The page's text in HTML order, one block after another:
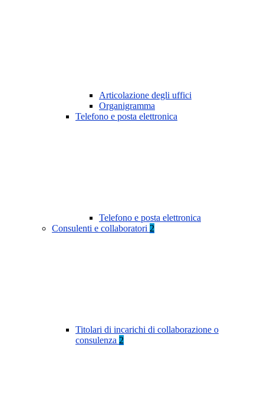
Articolazione degli uffici
Organigramma
Telefono e posta elettronica
Telefono e posta elettronica
Consulenti e collaboratori 2
Titolari di incarichi di collaborazione o
consulenza 2